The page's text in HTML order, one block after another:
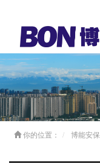
你的位置： 博能安保